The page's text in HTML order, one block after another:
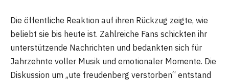
Die öffentliche Reaktion auf ihren Rückzug zeigte, wie
beliebt sie bis heute ist. Zahlreiche Fans schickten ihr
unterstützende Nachrichten und bedankten sich für
Jahrzehnte voller Musik und emotionaler Momente. Die
Diskussion um „ute freudenberg verstorben“ entstand